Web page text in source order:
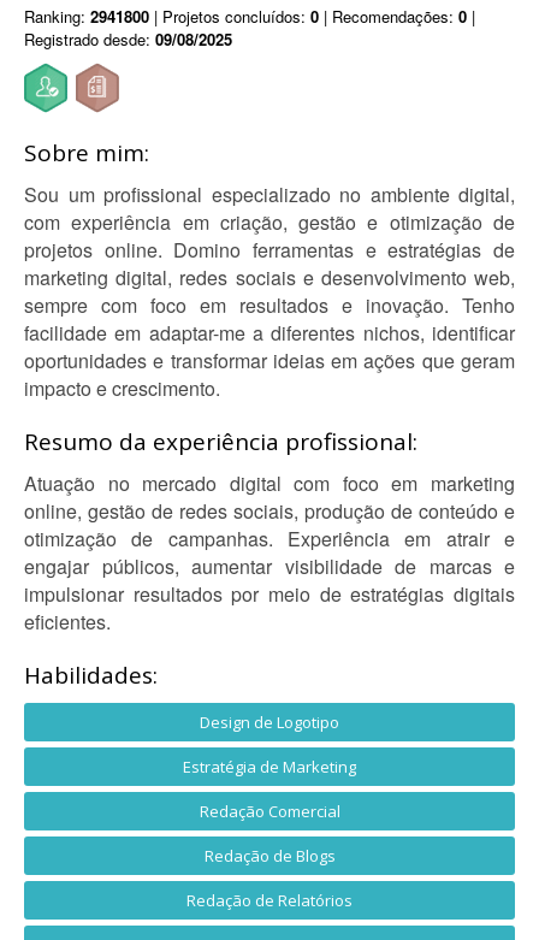
Ranking: 2941800 | Projetos concluídos: 0 | Recomendações: 0 |
Registrado desde: 09/08/2025
Sobre mim:
Sou um profissional especializado no ambiente digital,
com experiência em criação, gestão e otimização de
projetos online. Domino ferramentas e estratégias de
marketing digital, redes sociais e desenvolvimento web,
sempre com foco em resultados e inovação. Tenho
facilidade em adaptar-me a diferentes nichos, identificar
oportunidades e transformar ideias em ações que geram
impacto e crescimento.
Resumo da experiência profissional:
Atuação no mercado digital com foco em marketing
online, gestão de redes sociais, produção de conteúdo e
otimização de campanhas. Experiência em atrair e
engajar públicos, aumentar visibilidade de marcas e
impulsionar resultados por meio de estratégias digitais
eficientes.
Habilidades:
Design de Logotipo
Estratégia de Marketing
Redação Comercial
Redação de Blogs
Redação de Relatórios